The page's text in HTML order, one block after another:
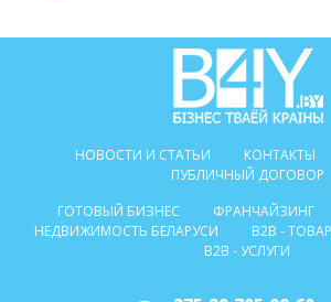
НОВОСТИ И СТАТЬИ КОНТАКТЫ
ПУБЛИЧНЫЙ ДОГОВОР
ГОТОВЫЙ БИЗНЕС
ФРАНЧАЙЗИНГ
НЕДВИЖИМОСТЬ БЕЛАРУСИ
B2B -
B2B - УСЛУГИ